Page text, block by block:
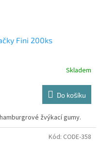
Fini 200ks
Skladem
Do košíku
žvýkací gumy.
Kód: CODE-358